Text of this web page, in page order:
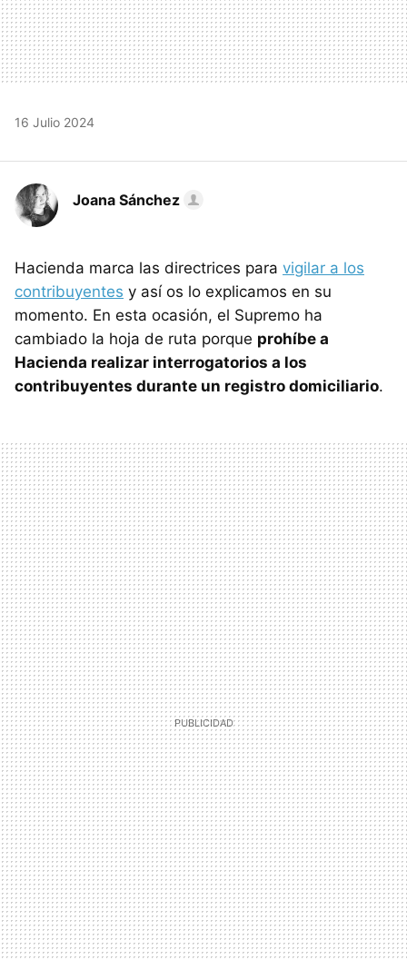
16 Julio 2024
Joana Sánchez
Hacienda marca las directrices para vigilar a los
contribuyentes y así os lo explicamos en su
momento. En esta ocasión, el Supremo ha
cambiado la hoja de ruta porque prohíbe a
Hacienda realizar interrogatorios a los
contribuyentes durante un registro domiciliario.